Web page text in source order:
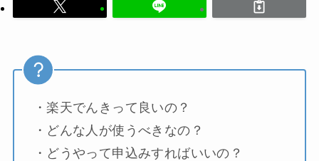
・楽天でんきって良いの？
・どんな人が使うべきなの？
・どうやって申込みすればいいの？